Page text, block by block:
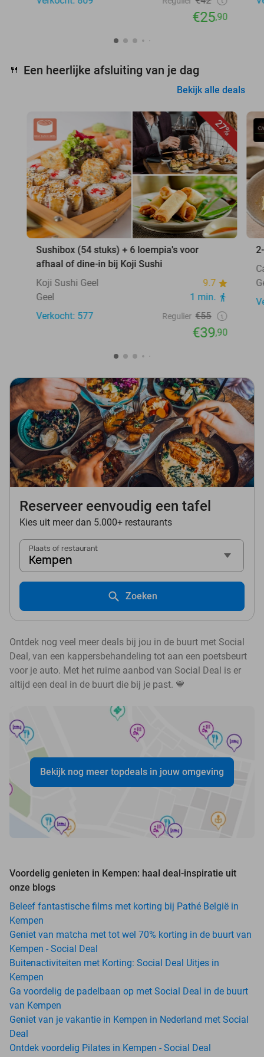
€25,90
🍴 Een heerlijke afsluiting van je dag
Bekijk alle deals
27%
Sushibox (54 stuks) + 6 loempia's voor
afhaal of dine-in bij Koji Sushi
Koji Sushi Geel
9.7
Geel
1 min.
Verkocht: 577
Regulier €55
€39,90
Reserveer eenvoudig een tafel
Kies uit meer dan 5.000+ restaurants
Plaats of restaurant
Kempen
Zoeken
Ontdek nog veel meer deals bij jou in de buurt met Social
Deal, van een kappersbehandeling tot aan een poetsbeurt
voor je auto. Met het ruime aanbod van Social Deal is er
altijd een deal in de buurt die bij je past. 💙
Bekijk nog meer topdeals in jouw omgeving
Voordelig genieten in Kempen: haal deal-inspiratie uit
onze blogs
Beleef fantastische films met korting bij Pathé België in
Kempen
Geniet van matcha met tot wel 70% korting in de buurt van
Kempen - Social Deal
Buitenactiviteiten met Korting: Social Deal Uitjes in
Kempen
Ga voordelig de padelbaan op met Social Deal in de buurt
van Kempen
Geniet van je vakantie in Kempen in Nederland met Social
Deal
Ontdek voordelig Pilates in Kempen - Social Deal